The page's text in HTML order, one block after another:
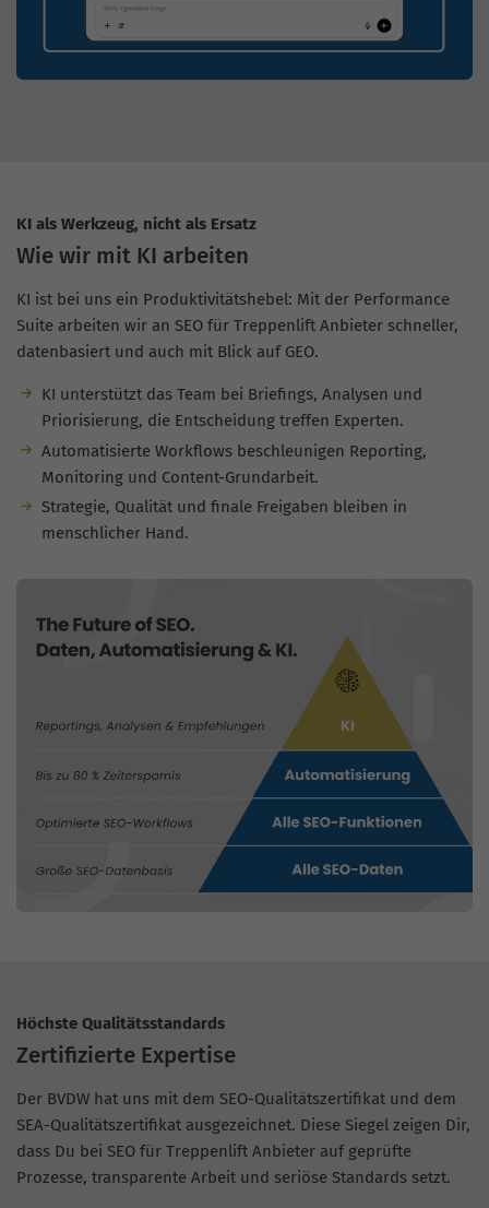
KI als Werkzeug, nicht als Ersatz
Wie wir mit KI arbeiten
KI ist bei uns ein Produktivitätshebel: Mit der Performance
Suite arbeiten wir an SEO für Treppenlift Anbieter schneller,
datenbasiert und auch mit Blick auf GEO.
KI unterstützt das Team bei Briefings, Analysen und
Priorisierung, die Entscheidung treffen Experten.
Automatisierte Workflows beschleunigen Reporting,
Monitoring und Content-Grundarbeit.
Strategie, Qualität und finale Freigaben bleiben in
menschlicher Hand.
Höchste Qualitätsstandards
Zertifizierte Expertise
Der BVDW hat uns mit dem SEO-Qualitätszertifikat und dem
SEA-Qualitätszertifikat ausgezeichnet. Diese Siegel zeigen Dir,
dass Du bei SEO für Treppenlift Anbieter auf geprüfte
Prozesse, transparente Arbeit und seriöse Standards setzt.